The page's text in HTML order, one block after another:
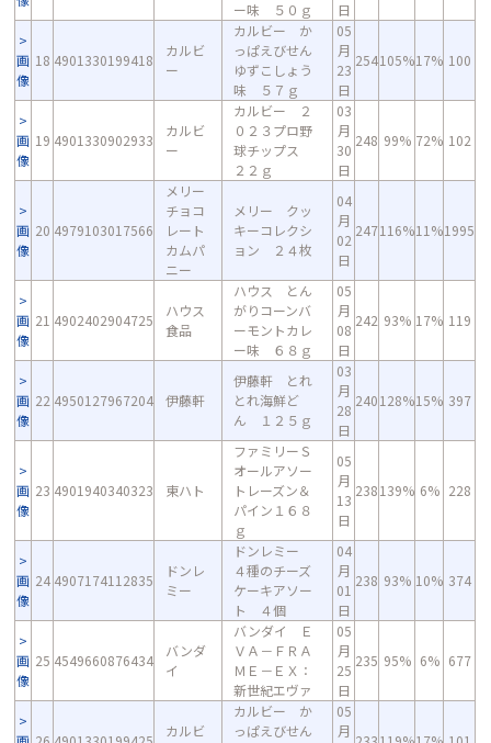
ー味 ５０ｇ
日
画
像
18 4901330199418
カルビ
ー
カルビー か
っぱえびせん
ゆずこしょう
味 ５７ｇ
05
月
23
日
254105%17% 100
画
像
19 4901330902933
カルビ
ー
カルビー ２
０２３プロ野
球チップス
２２ｇ
03
月
30
日
248 99% 72% 102
画
像
20 4979103017566
メリー
チョコ
レート
カムパ
ニー
メリー クッ
キーコレクシ
ョン ２４枚
04
月
02
日
247116%11%1995
画
像
21 4902402904725
ハウス
食品
ハウス とん
がりコーンバ
ーモントカレ
ー味 ６８ｇ
05
月
08
日
242 93% 17% 119
画
像
22 4950127967204 伊藤軒
伊藤軒 とれ
とれ海鮮ど
ん １２５ｇ
03
月
28
日
240128%15% 397
画
像
23 4901940340323 東ハト
ファミリーＳ
オールアソー
トレーズン＆
パイン１６８
ｇ
05
月
13
日
238139% 6% 228
画
像
24 4907174112835
ドンレ
ミー
ドンレミー
４種のチーズ
ケーキアソー
ト ４個
04
月
01
日
238 93% 10% 374
画
像
25 4549660876434
バンダ
イ
バンダイ Ｅ
ＶＡ－ＦＲＡ
ＭＥ－ＥＸ：
新世紀エヴァ
05
月
25
日
235 95% 6% 677
カルビ
カルビー か
っぱえびせん
05
月